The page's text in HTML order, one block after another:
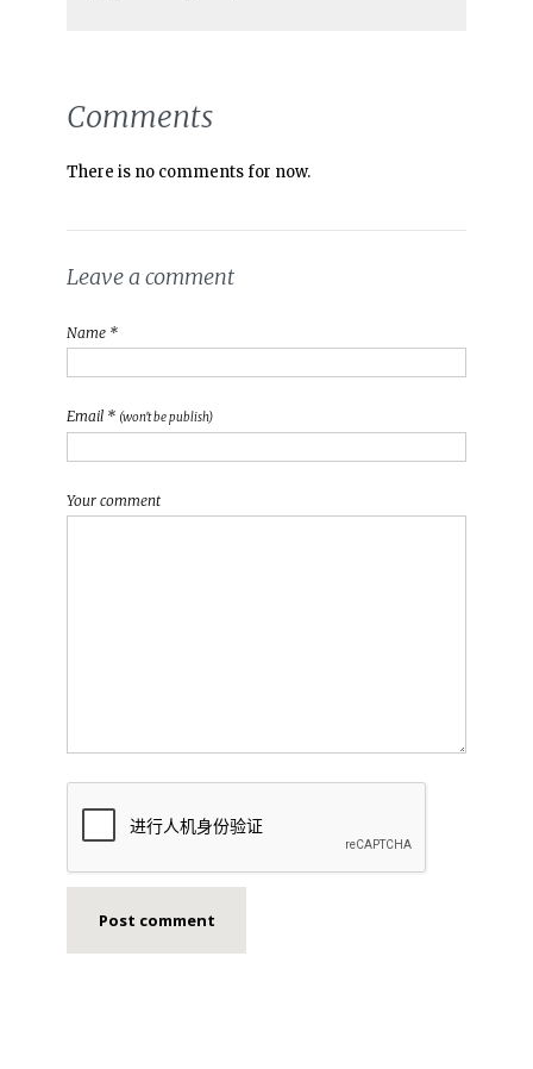
Comments
There is no comments for now.
Leave a comment
Name *
Email * (won't be publish)
Your comment